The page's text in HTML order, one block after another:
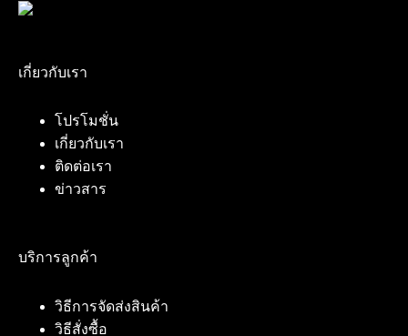
เกี่ยวกับเรา
โปรโมชั่น
เกี่ยวกับเรา
ติดต่อเรา
ข่าวสาร
บริการลูกค้า
วิธีการจัดส่งสินค้า
วิธีสั่งซื้อ